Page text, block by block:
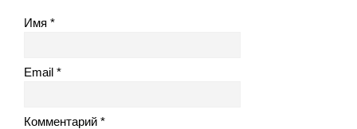
Имя
Email
Комментарий